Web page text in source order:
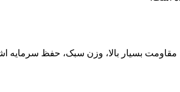
مقاومت بسیار بالا، وزن سبک، حفظ سرمایه